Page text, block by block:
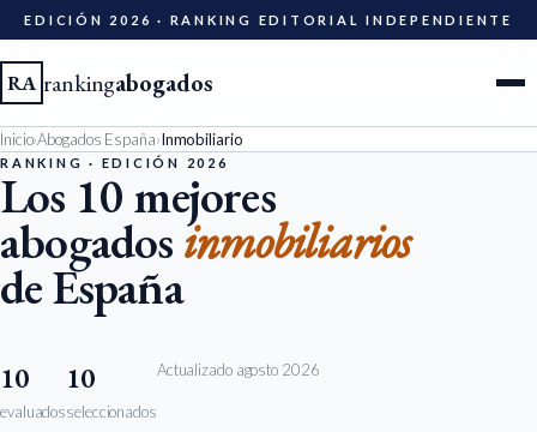
EDICIÓN 2026 · RANKING EDITORIAL INDEPENDIENTE
RA rankingabogados
Ciudades
Especialidades
Diccionario
Metodología
Inicio›Abogados España›Inmobiliario
RANKING · EDICIÓN 2026
Los 10 mejores
abogadosinmobiliarios
de España
10
evaluados
10
seleccionados
Actualizado agosto 2026